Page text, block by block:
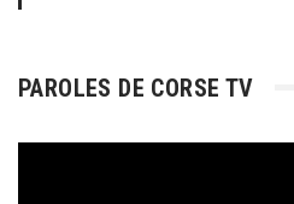
PAROLES DE CORSE TV